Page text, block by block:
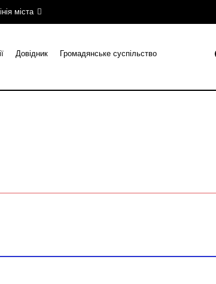
міста
Довідник Громадянське суспільство